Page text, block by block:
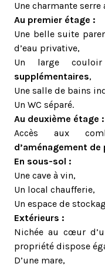
Une charmante
Au premier étage :
Une belle suite
d’eau privative,
Un large
supplémentaires,
Une salle de bains
Un WC séparé.
Au deuxième étage :
Accès aux
d’aménagement de
En sous-sol :
Une cave à vin,
Un local chaufferie,
Un espace de
Extérieurs :
Nichée au cœur
propriété dispose
D’une mare,